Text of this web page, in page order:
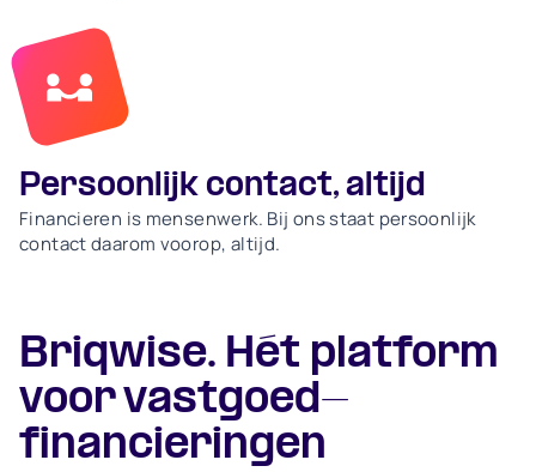
Persoonlijk contact, altijd
Financieren is mensenwerk. Bij ons staat persoonlijk
contact daarom voorop, altijd.
Briqwise. Hét platform
voor vastgoed-
financieringen